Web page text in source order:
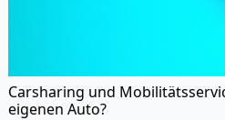
Carsharing und
eigenen Auto?